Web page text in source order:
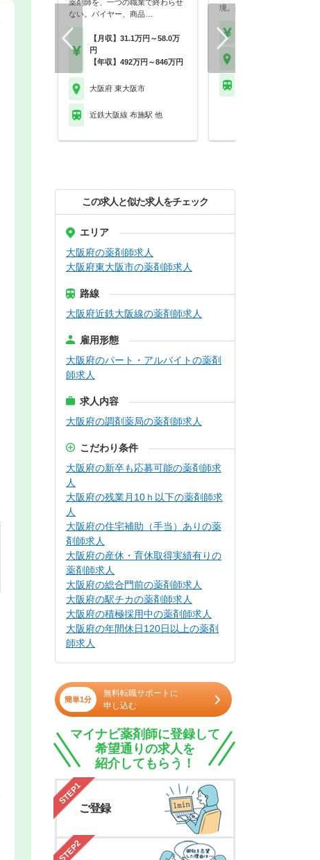
薬剤師を、一つの職業で終わらせ
ない。バイヤー、商品…
【月収】31.1万円～58.0万
円
【年収】492万円～846万円
大阪府 東大阪市
近鉄大阪線 布施駅 他
境。身だしなみの自…
この求人と似た求人をチェック
エリア
大阪府の薬剤師求人
大阪府東大阪市の薬剤師求人
路線
大阪府近鉄大阪線の薬剤師求人
雇用形態
大阪府のパート・アルバイトの薬剤
師求人
求人内容
大阪府の調剤薬局の薬剤師求人
こだわり条件
大阪府の新卒も応募可能の薬剤師求
人
大阪府の残業月10ｈ以下の薬剤師求
人
大阪府の住宅補助（手当）ありの薬
剤師求人
大阪府の産休・育休取得実績有りの
薬剤師求人
大阪府の総合門前の薬剤師求人
大阪府の駅チカの薬剤師求人
大阪府の積極採用中の薬剤師求人
大阪府の年間休日120日以上の薬剤
師求人
簡単1分
無料転職サポートに
申し込む
マイナビ薬剤師に登録して
希望通りの求人を
紹介してもらう！
STEP1
ご登録
STEP2